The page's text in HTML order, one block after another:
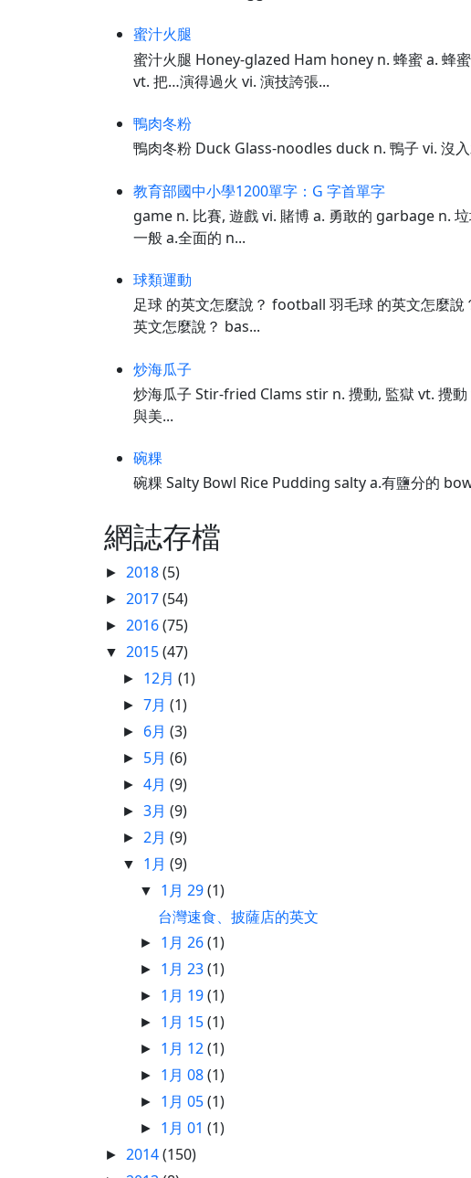
蜜汁火腿
蜜汁火腿 Honey-glazed Ham honey n. 蜂蜜 a. 蜂
vt. 把…演得過火 vi. 演技誇張...
鴨肉冬粉
鴨肉冬粉 Duck Glass-noodles duck n. 鴨子 vi. 沒
教育部國中小學1200單字：G 字首單字
game n. 比賽, 遊戲 vi. 賭博 a. 勇敢的 garbage n.
一般 a.全面的 n...
球類運動
足球 的英文怎麼說？ football 羽毛球 的英文怎麼
英文怎麼說？ bas...
炒海瓜子
炒海瓜子 Stir-fried Clams stir n. 攪動, 監獄 vt. 攪
與美...
碗粿
碗粿 Salty Bowl Rice Pudding salty a.有鹽分的
網誌存檔
► 2018(5)
► 2017(54)
► 2016(75)
▼ 2015(47)
► 12月(1)
►7月(1)
► 6月(3)
► 5月(6)
►4月(9)
►3月(9)
► 2月(9)
▼ 1月(9)
▼ 1月 29(1)
台灣速食、披薩店的英文
► 1月 26(1)
► 1月 23(1)
► 1月 19(1)
► 1月 15(1)
► 1月 12(1)
► 1月 08(1)
► 1月 05(1)
► 1月 01(1)
► 2014(150)